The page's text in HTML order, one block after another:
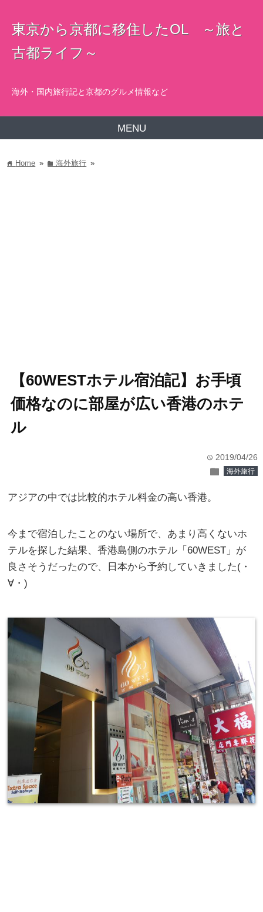
東京から京都に移住したOL ～旅と
古都ライフ～
海外・国内旅行記と京都のグルメ情報など
MENU
home Home » folder海外旅行 »
【60WESTホテル宿泊記】お手頃
価格なのに部屋が広い香港のホテ
ル
time 2019/04/26
folder 海外旅行
アジアの中では比較的ホテル料金の高い香港。
今まで宿泊したことのない場所で、あまり高くないホ
テルを探した結果、香港島側のホテル「60WEST」が
良さそうだったので、日本から予約していきました(・
∀・)